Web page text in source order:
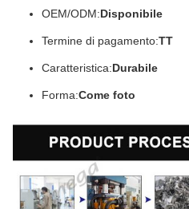
OEM/ODM:Disponibile
Termine di pagamento:TT
Caratteristica:Durabile
Forma:Come foto